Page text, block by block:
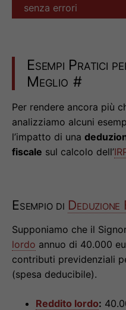
senza errori
Esempi Pratici
Meglio #
Per rendere ancora più
analizziamo alcuni
l’impatto di una
fiscale sul calcolo dell’
Esempio di Deduzione
Supponiamo che il
lordo annuo di 40.000
contributi previdenziali
(spesa deducibile).
Reddito lordo: